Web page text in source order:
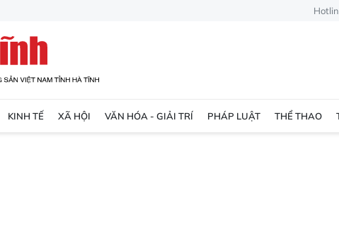
KINH TẾ XÃ HỘI VĂN HÓA - GIẢI TRÍ PHÁP LUẬT THỂ THAO